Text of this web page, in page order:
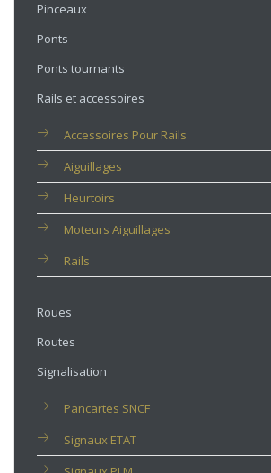
Pinceaux
Ponts
Ponts tournants
Rails et accessoires
Accessoires Pour Rails
Aiguillages
Heurtoirs
Moteurs Aiguillages
Rails
Roues
Routes
Signalisation
Pancartes SNCF
Signaux ETAT